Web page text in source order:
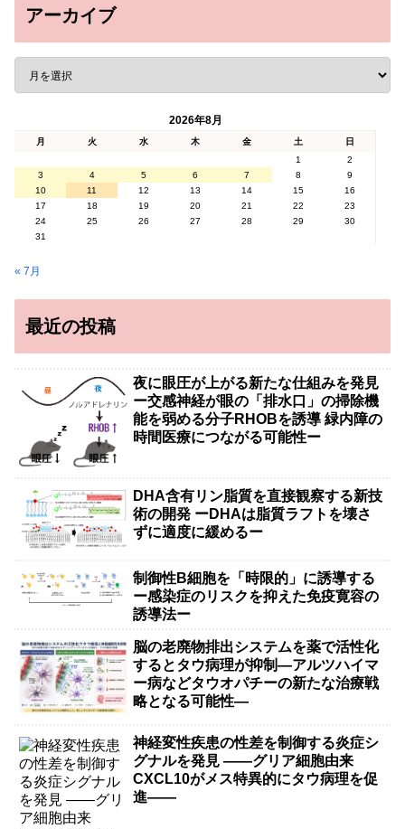
アーカイブ
2026年8月
月 火 水 木 金 土
日
1
2
3
4 5 6 7 8
9
10
11 12 13 14 15
16
17
18 19 20 21 22
23
24
25 26 27 28 29
30
31
« 7月
最近の投稿
夜に眼圧が上がる新たな仕組みを発見
ー交感神経が眼の「排水口」の掃除機
能を弱める分子RHOBを誘導 緑内障の
時間医療につながる可能性ー
DHA含有リン脂質を直接観察する新技
術の開発 ーDHAは脂質ラフトを壊さ
ずに適度に緩めるー
制御性B細胞を「時限的」に誘導する
ー感染症のリスクを抑えた免疫寛容の
誘導法ー
脳の老廃物排出システムを薬で活性化
するとタウ病理が抑制―アルツハイマ
ー病などタウオパチーの新たな治療戦
略となる可能性―
神経変性疾患の性差を制御する炎症シ
グナルを発見 ――グリア細胞由来
CXCL10がメス特異的にタウ病理を促
進――